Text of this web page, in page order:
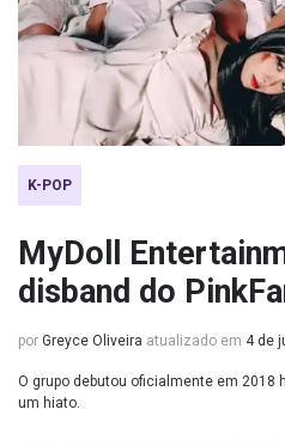
K-POP
MyDoll
disband do
por Greyce Oliveira atualizado em 4 de
O grupo debutou oficialmente em 2018
um hiato.